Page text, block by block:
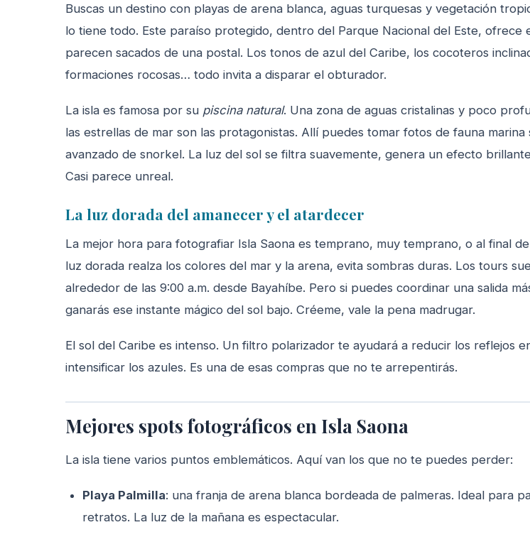
Buscas un destino con playas de arena blanca, aguas turquesas y vegetación
lo tiene todo. Este paraíso protegido, dentro del Parque Nacional del Este, ofrece
parecen sacados de una postal. Los tonos de azul del Caribe, los cocoteros
formaciones rocosas… todo invita a disparar el obturador.
La isla es famosa por su piscina natural. Una zona de aguas cristalinas y poco
las estrellas de mar son las protagonistas. Allí puedes tomar fotos de fauna marina
avanzado de snorkel. La luz del sol se filtra suavemente, genera un efecto
Casi parece unreal.
La luz dorada del amanecer y el atardecer
La mejor hora para fotografiar Isla Saona es temprano, muy temprano, o al final
luz dorada realza los colores del mar y la arena, evita sombras duras. Los tours
alrededor de las 9:00 a.m. desde Bayahíbe. Pero si puedes coordinar una salida
ganarás ese instante mágico del sol bajo. Créeme, vale la pena madrugar.
El sol del Caribe es intenso. Un filtro polarizador te ayudará a reducir los reflejos
intensificar los azules. Es una de esas compras que no te arrepentirás.
Mejores spots fotográficos en Isla Saona
La isla tiene varios puntos emblemáticos. Aquí van los que no te puedes perder:
Playa Palmilla: una franja de arena blanca bordeada de palmeras. Ideal para
retratos. La luz de la mañana es espectacular.